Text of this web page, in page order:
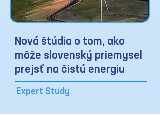
Nová štúdia o tom, ako
môže slovenský priemysel
prejsť na čistú energiu
Expert Study